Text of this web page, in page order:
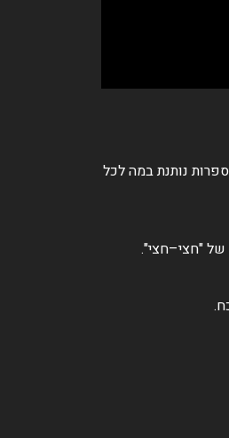
נותנת במה לכל
"חצי–חצי".